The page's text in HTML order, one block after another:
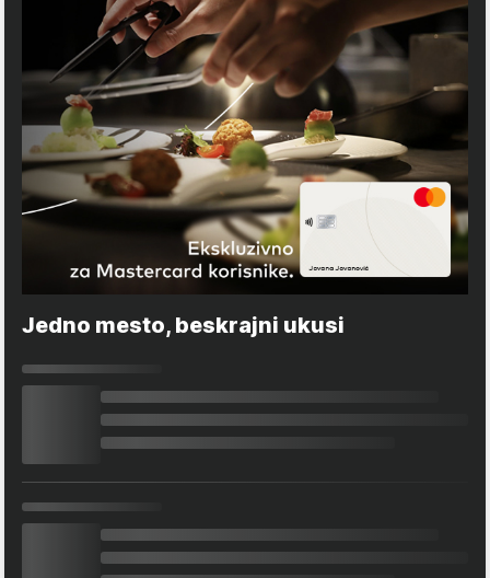
Jedno mesto, beskrajni ukusi